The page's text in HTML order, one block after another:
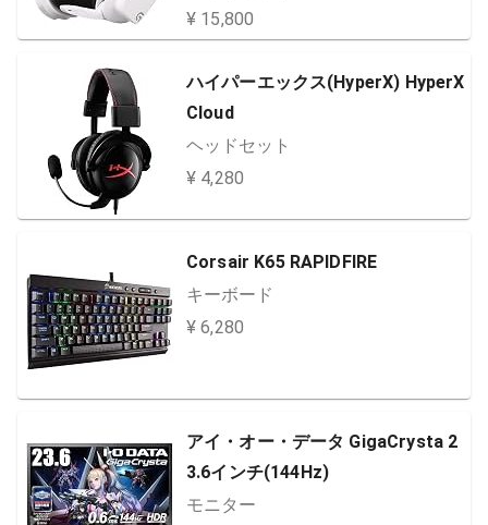
LIGHTSYNC RGB 3.5mm usb 国内
正規品 2年間メーカー保証
¥ 15,800
ハイパーエックス(HyperX) HyperX
Cloud
ヘッドセット
¥ 4,280
Corsair K65 RAPIDFIRE
キーボード
¥ 6,280
アイ・オー・データ GigaCrysta 2
3.6インチ(144Hz)
モニター